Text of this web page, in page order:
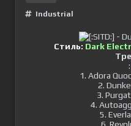
Industrial
Стиль: Dark
1. Adora
2.
3.
4.
5.